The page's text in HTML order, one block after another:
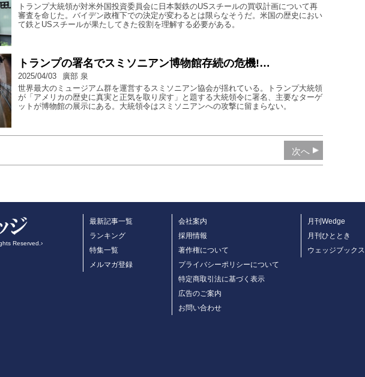
トランプ大統領が対米外国投資委員会に日本製鉄のUSスチールの買収計画について再
審査を命じた。バイデン政権下での決定が変わるとは限らなそうだ。米国の歴史におい
て鉄とUSスチールが果たしてきた役割を理解する必要がある。
トランプの署名でスミソニアン博物館存続の危機!…
2025/04/03
廣部 泉
世界最大のミュージアム群を運営するスミソニアン協会が揺れている。トランプ大統領
が「アメリカの歴史に真実と正気を取り戻す」と題する大統領令に署名、主要なターゲ
ットが博物館の展示にある。大統領令はスミソニアンへの攻撃に留まらない。
次へ
Reserved.›
最新記事一覧
ランキング
特集一覧
メルマガ登録
会社案内
採用情報
著作権について
プライバシーポリシーについて
特定商取引法に基づく表示
広告のご案内
お問い合わせ
月刊Wedge
月刊ひととき
ウェッジブックス